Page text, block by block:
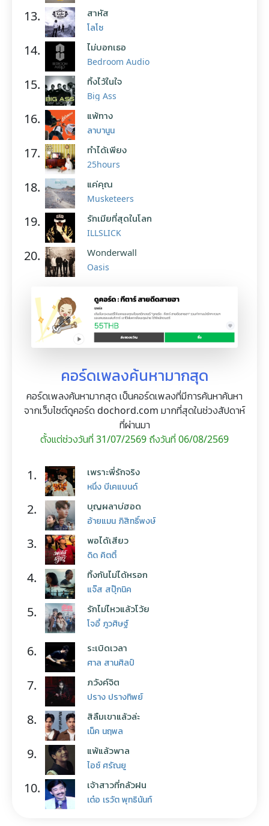
13. สาหัส
โลโซ
14. ไม่บอกเธอ
Bedroom Audio
15. ทิ้งไว้ในใจ
Big Ass
16. แพ้ทาง
ลาบานูน
17. ทำได้เพียง
25hours
18. แค่คุณ
Musketeers
19. รักเมียที่สุดในโลก
ILLSLICK
20. Wonderwall
Oasis
คอร์ดเพลงค้นหามากสุด
คอร์ดเพลงค้นหามากสุด เป็นคอร์ดเพลงที่มีการค้นหาค้นหา
จากเว็บไซต์ดูคอร์ด dochord.com มากที่สุดในช่วงสัปดาห์
ที่ผ่านมา
ตั้งแต่ช่วงวันที่ 31/07/2569 ถึงวันที่ 06/08/2569
1. เพราะพี่รักจริง
หนึ่ง บีเคแบนด์
2. บุญผลาบ่ฮอด
อ้ายแมน ภิสิทธิ์พงษ์
3. พอได้เสียว
ดิด คิตตี้
4. ทิ้งกันไม่ได้หรอก
แจ๊ส สปุ๊กนิค
5. รักไม่ไหวแล้วโว้ย
โจอี้ ภูวศิษฐ์
6. ระเบิดเวลา
ศาล สานศิลป์
7. ภวังค์จิต
ปราง ปรางทิพย์
8. สิลืมเขาแล้วล่ะ
เน็ค นฤพล
9. แพ้แล้วพาล
ไอซ์ ศรัณยู
10. เจ้าสาวที่กลัวฝน
เต๋อ เรวัต พุทธินันท์